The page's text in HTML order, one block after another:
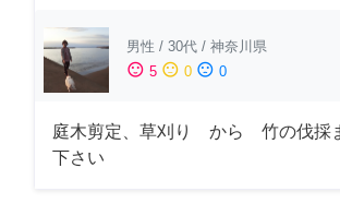
男性 / 30代 / 神奈川県
sentiment_satisfied 5 sentiment_neutral 0 sentiment_dissatisfied 0
庭木剪定、草刈り から 竹の伐採
下さい